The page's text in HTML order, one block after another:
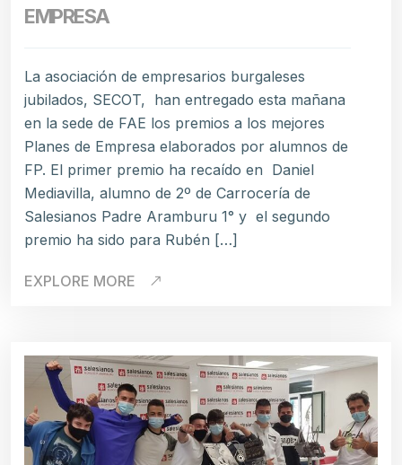
EMPRESA
La asociación de empresarios burgaleses
jubilados, SECOT, han entregado esta mañana
en la sede de FAE los premios a los mejores
Planes de Empresa elaborados por alumnos de
FP. El primer premio ha recaído en Daniel
Mediavilla, alumno de 2º de Carrocería de
Salesianos Padre Aramburu 1° y el segundo
premio ha sido para Rubén […]
EXPLORE MORE